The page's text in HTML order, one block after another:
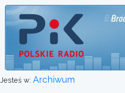
Jesteś w: Archiwum